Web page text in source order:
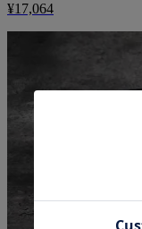
¥17,064